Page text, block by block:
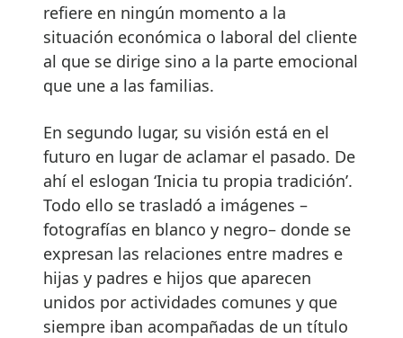
refiere en ningún momento a la
situación económica o laboral del cliente
al que se dirige sino a la parte emocional
que une a las familias.
En segundo lugar, su visión está en el
futuro en lugar de aclamar el pasado. De
ahí el eslogan ‘Inicia tu propia tradición’.
Todo ello se trasladó a imágenes –
fotografías en blanco y negro– donde se
expresan las relaciones entre madres e
hijas y padres e hijos que aparecen
unidos por actividades comunes y que
siempre iban acompañadas de un título